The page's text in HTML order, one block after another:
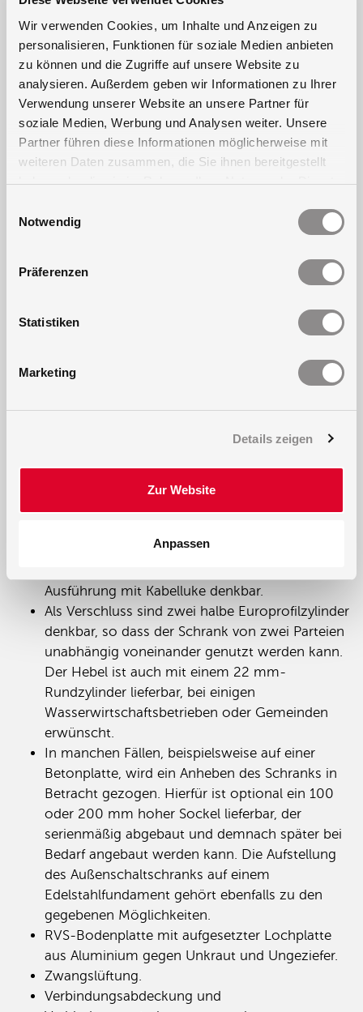
Wir verwenden Cookies, um Inhalte und Anzeigen zu
personalisieren, Funktionen für soziale Medien anbieten
zu können und die Zugriffe auf unsere Website zu
analysieren. Außerdem geben wir Informationen zu Ihrer
Verwendung unserer Website an unsere Partner für
soziale Medien, Werbung und Analysen weiter. Unsere
Partner führen diese Informationen möglicherweise mit
weiteren Daten zusammen, die Sie ihnen bereitgestellt
haben oder die sie im Rahmen Ihrer Nutzung der Dienste
Notwendig
Präferenzen
Statistiken
Marketing
Details zeigen
Zur Website
Anpassen
Rahmenunterteil in feststehender Ausführung.
In 2 mm-Edelstahlausführung.
Serienmäßig Schutzart IP 43.
15 mm-Betonplex-Montagepaneel zur Montage
der Geräte.
RAL-Pulverbeschichtung (in nahezu allen
verfügbaren RAL-Farben)
Optionen für Schaltschränke
Neben diversen serienmäßigem
können unsere Modelle auch in einer anderen
Schaltschrank um weitere Möglichkeiten ergänzt
Das Rahmenunterteil ist in einer
der neue Schrank einfach in eine vorhandene
Anlage integrieren lässt (insbesondere bei
Renovierungen von Bedeutung)
Wochenmärkten notwendig ist. Der
Marktverkäufer kann so die Tür öffnen, das
Unterteil kippen und den Stecker einstecken.
anschließend wieder geschlossen werden.
Ausführung mit Kabelluke denkbar.
Als Verschluss sind zwei halbe Europrofilzylinder
denkbar, so dass der Schrank von zwei Parteien
unabhängig voneinander genutzt werden kann.
Der Hebel ist auch mit einem 22 mm-
Rundzylinder lieferbar, bei einigen
Wasserwirtschaftsbetrieben oder Gemeinden
erwünscht.
In manchen Fällen, beispielsweise auf einer
Betonplatte, wird ein Anheben des Schranks in
Betracht gezogen. Hierfür ist optional ein 100
oder 200 mm hoher Sockel lieferbar, der
serienmäßig abgebaut und demnach später bei
Bedarf angebaut werden kann. Die Aufstellung
des Außenschaltschranks auf einem
Edelstahlfundament gehört ebenfalls zu den
gegebenen Möglichkeiten.
RVS-Bodenplatte mit aufgesetzter Lochplatte
aus Aluminium gegen Unkraut und Ungeziefer.
Zwangslüftung.
Verbindungsabdeckung und